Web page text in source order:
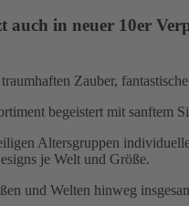
in neuer 10er
Zauber,
begeistert mit sanftem
Altersgruppen
je Welt und Größe.
und Welten hinweg